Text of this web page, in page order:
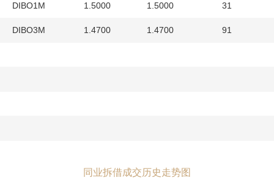
DIBO1M 1.5000 1.5000 31
DIBO3M 1.4700 1.4700 91
同业拆借成交历史走势图